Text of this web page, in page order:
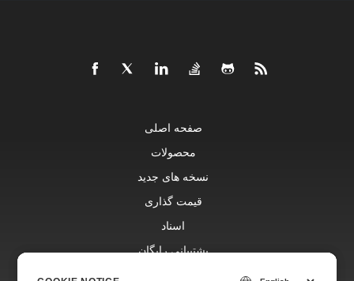
صفحه اصلی
محصولات
نسخه های جدید
قیمت گذاری
اسناد
پشتیبانی رایگان